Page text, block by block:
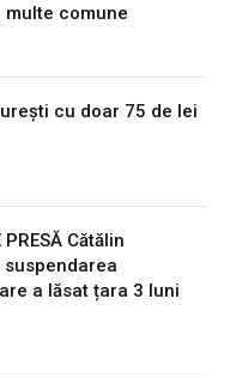
multe comune
cu doar 75 de lei
PRESĂ Cătălin
a lăsat țara 3 luni